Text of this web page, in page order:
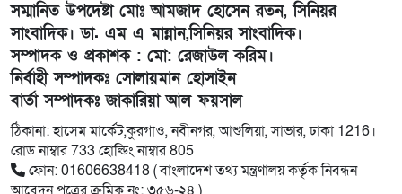
সম্মানিত উপদেষ্টা মোঃ আমজাদ হোসেন রতন, সিনিয়র
সাংবাদিক। ডা. এম এ মান্নান,সিনিয়র সাংবাদিক।
সম্পাদক ও প্রকাশক : মো: রেজাউল করিম।
নির্বাহী সম্পাদকঃ সোলায়মান হোসাইন
বার্তা সম্পাদকঃ জাকারিয়া আল ফয়সাল
ঠিকানা: হাসেম মার্কেট,কুরগাও, নবীনগর, আশুলিয়া, সাভার, ঢাকা 1216।
রোড নাম্বার 733 হোল্ডিং নাম্বার 805
ফোন: 01606638418 ( বাংলাদেশ তথ্য মন্ত্রণালয় কর্তৃক নিবন্ধন